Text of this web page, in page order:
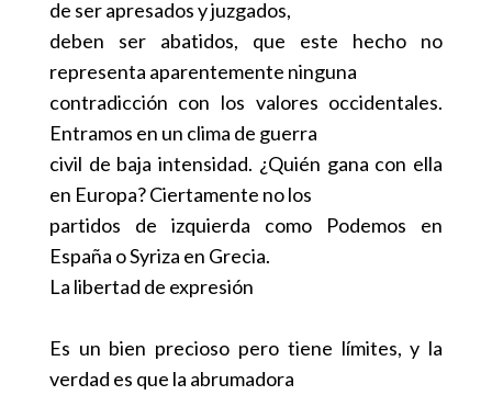
de ser apresados y juzgados,
deben ser abatidos, que este hecho no
representa aparentemente ninguna
contradicción con los valores occidentales.
Entramos en un clima de guerra
civil de baja intensidad. ¿Quién gana con ella
en Europa? Ciertamente no los
partidos de izquierda como Podemos en
España o Syriza en Grecia.
La libertad de expresión
Es un bien precioso pero tiene límites, y la
verdad es que la abrumadora